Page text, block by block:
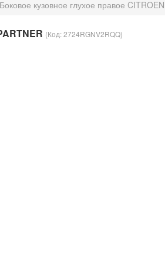
Боковое кузовное глухое правое
(Код:2724RGNV2RQQ)